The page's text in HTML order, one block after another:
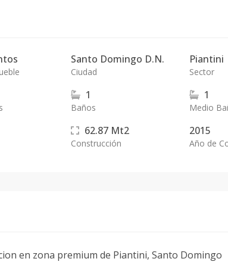
Santo Domingo D.N.
Ciudad
Piantini
Sector
1
Baños
1
Medio
62.87 Mt2
Construcción
2015
Año de
en zona premium de Piantini, Santo Domingo